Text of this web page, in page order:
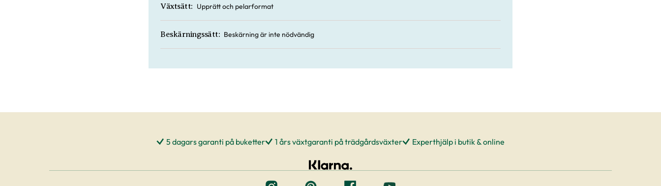
Växtsätt: Upprätt och pelarformat
Beskärningssätt: Beskärning är inte nödvändig
5 dagars garanti på buketter 1 års växtgaranti på trädgårdsväxter Experthjälp i butik & online